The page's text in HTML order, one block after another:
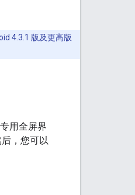
4.3.1 版及更高版
用全屏界
，您可以